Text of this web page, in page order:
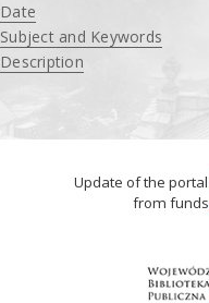
Date
Subject and Keywords
Description
Update of the portal
from funds